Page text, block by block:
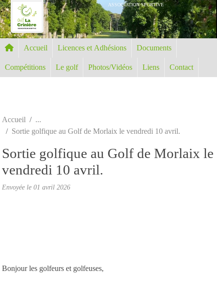
ASSOCIATION SPORTIVE
Accueil Licences et Adhésions Documents
Compétitions Le golf Photos/Vidéos Liens Contact
Accueil
Sortie golfique au Golf de Morlaix le vendredi 10 avril.
Sortie golfique au Golf de Morlaix le
vendredi 10 avril.
Envoyée le 01 avril 2026
Bonjour les golfeurs et golfeuses,
Panneau de gestion des cookies